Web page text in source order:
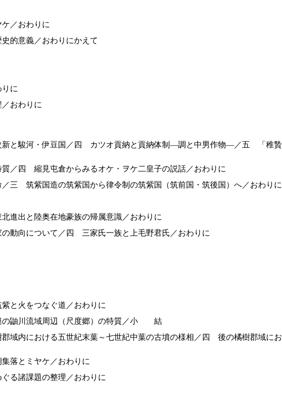
／おわりに
的意義／おわりにかえて
に
おわりに
と駿河・伊豆国／四 カツオ貢納と貢納体制—調と中男作物—／五 「稚贄
／四 縮見屯倉からみるオケ・ヲケ二皇子の説話／おわりに
三 筑紫国造の筑紫国から律令制の筑紫国（筑前国・筑後国）へ／おわりに
出と陸奥在地豪族の帰属意識／おわりに
動向について／四 三家氏一族と上毛野君氏／おわりに
と火をつなぐ道／おわりに
の鼬川流域周辺（尺度郷）の特質／小 結
内における五世紀末葉～七世紀中葉の古墳の様相／四 後の橘樹郡域にお
落とミヤケ／おわりに
る諸課題の整理／おわりに